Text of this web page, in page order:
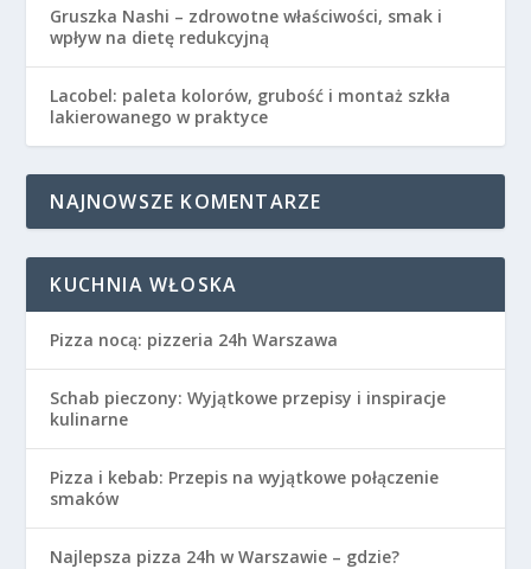
Gruszka Nashi – zdrowotne właściwości, smak i
wpływ na dietę redukcyjną
Lacobel: paleta kolorów, grubość i montaż szkła
lakierowanego w praktyce
NAJNOWSZE KOMENTARZE
KUCHNIA WŁOSKA
Pizza nocą: pizzeria 24h Warszawa
Schab pieczony: Wyjątkowe przepisy i inspiracje
kulinarne
Pizza i kebab: Przepis na wyjątkowe połączenie
smaków
Najlepsza pizza 24h w Warszawie – gdzie?